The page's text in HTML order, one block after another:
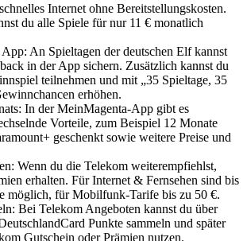
Internet ohne Bereitstellungskosten.
du alle Spiele für nur 11 € monatlich
An Spieltagen der deutschen Elf kannst
in der App sichern. Zusätzlich kannst du
teilnehmen und mit „35 Spieltage, 35
erhöhen.
In der MeinMagenta-App gibt es
Vorteile, zum Beispiel 12 Monate
geschenkt sowie weitere Preise und
Wenn du die Telekom weiterempfiehlst,
erhalten. Für Internet & Fernsehen sind bis
möglich, für Mobilfunk-Tarife bis zu 50 €.
Bei Telekom Angeboten kannst du über
Punkte sammeln und später
Gutschein oder Prämien nutzen.